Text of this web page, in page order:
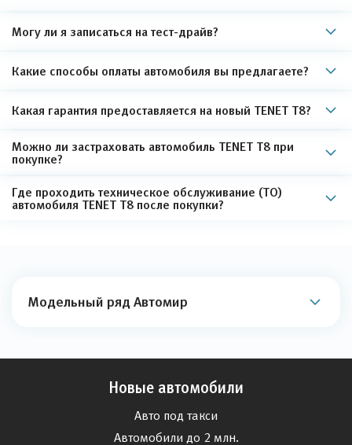
Могу ли я записаться на тест-драйв?
Какие способы оплаты автомобиля вы предлагаете?
Какая гарантия предоставляется на новый TENET T8?
Можно ли застраховать автомобиль TENET T8 при
покупке?
Где проходить техническое обслуживание (ТО)
автомобиля TENET T8 после покупки?
Модельный ряд Автомир
Новые автомобили
Авто под такси
Автомобили до 2 млн.